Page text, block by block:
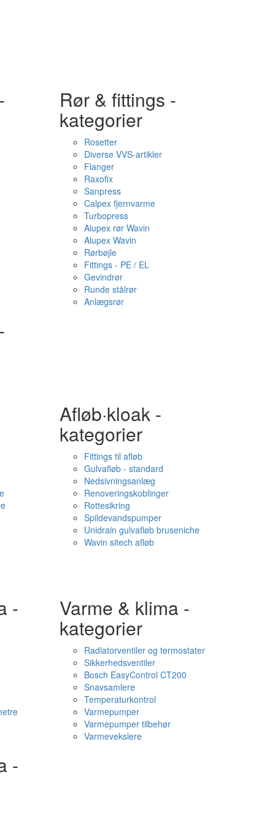
Rør & fittings -
kategorier
Rosetter
Diverse VVS-artikler
Flanger
Raxofix
Sanpress
Calpex fjernvarme
Turbopress
Alupex rør Wavin
Alupex Wavin
Rørbøjle
Fittings - PE / EL
Gevindrør
Runde stålrør
Anlægsrør
Afløb·kloak -
kategorier
Fittings til afløb
Gulvafløb - standard
Nedsivningsanlæg
Renoveringskoblinger
Rottesikring
Spildevandspumper
Unidrain gulvafløb bruseniche
Wavin sitech afløb
- Varme & klima -
kategorier
Radiatorventiler og termostater
Sikkerhedsventiler
Bosch EasyControl CT200
Snavsamlere
Temperaturkontrol
Varmepumper
Varmepumper tilbehør
Varmevekslere
-